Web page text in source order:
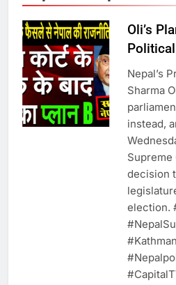
Oli’s
Nepal’s
Sharma
instead,
decision
election.
6
उत्तर प्रदेश
बढ़ा
7
गाजा
चुनाव से
दिल्ली
तय किए